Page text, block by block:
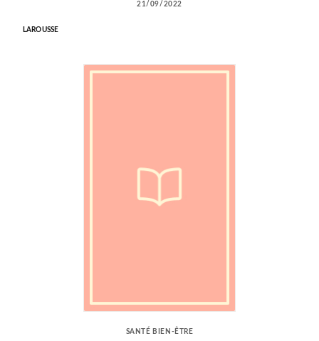
21/09/2022
LAROUSSE
SANTÉ BIEN-ÊTRE